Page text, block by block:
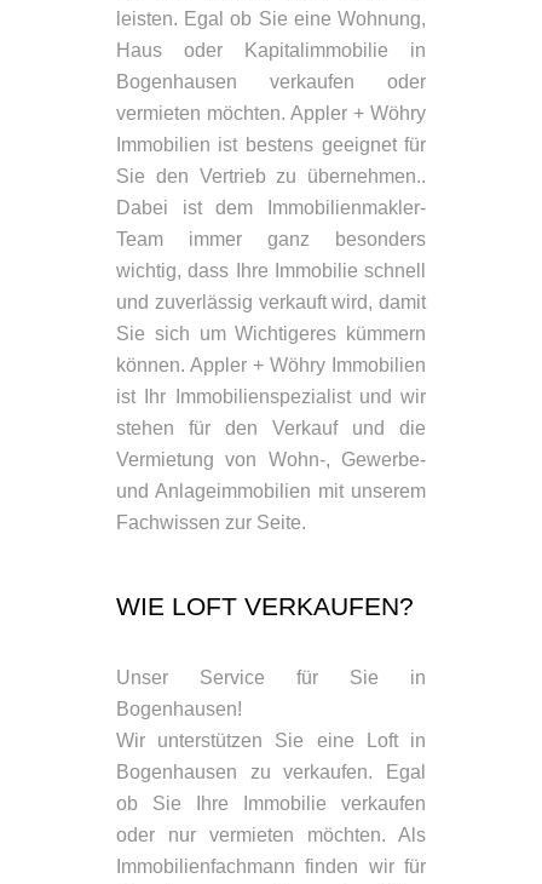
leisten. Egal ob Sie eine Wohnung,
Haus oder Kapitalimmobilie in
Bogenhausen verkaufen oder
vermieten möchten. Appler + Wöhry
Immobilien ist bestens geeignet für
Sie den Vertrieb zu übernehmen..
Dabei ist dem Immobilienmakler-
Team immer ganz besonders
wichtig, dass Ihre Immobilie schnell
und zuverlässig verkauft wird, damit
Sie sich um Wichtigeres kümmern
können. Appler + Wöhry Immobilien
ist Ihr Immobilienspezialist und wir
stehen für den Verkauf und die
Vermietung von Wohn-, Gewerbe-
und Anlageimmobilien mit unserem
Fachwissen zur Seite.
WIE LOFT VERKAUFEN?
Unser Service für Sie in
Bogenhausen!
Wir unterstützen Sie eine Loft in
Bogenhausen zu verkaufen. Egal
ob Sie Ihre Immobilie verkaufen
oder nur vermieten möchten. Als
Immobilienfachmann finden wir für